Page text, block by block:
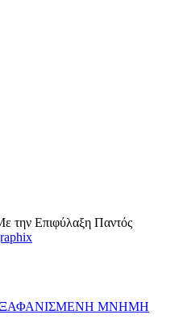
την Επιφύλαξη Παντός
ΜΝΗΜΗ